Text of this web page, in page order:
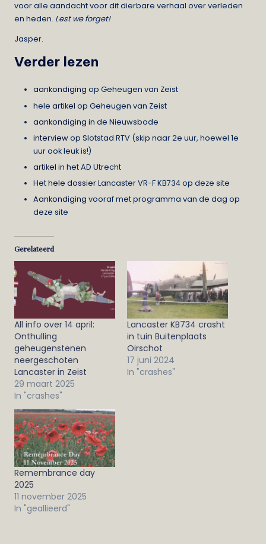
voor alle aandacht voor dit dierbare verhaal over verleden
en heden. Lest we forget!
Jasper.
Verder lezen
aankondiging op Geheugen van Zeist
hele artikel op Geheugen van Zeist
aankondiging in de Nieuwsbode
interviewop Slotstad RTV (skip naar 2e uur, hoewel 1e
uur ook leuk is!)
artikel in het AD Utrecht
Hethele dossierLancaster VR-F KB734 op deze site
Aankondiging vooraf met programma van de dag op
deze site
Gerelateerd
All info over 14 april:
Onthulling
geheugenstenen
neergeschoten
Lancaster in Zeist
29 maart 2025
In "crashes"
Lancaster KB734 crasht
in tuin Buitenplaats
Oirschot
17 juni 2024
In "crashes"
Remembrance day
2025
11 november 2025
In "geallieerd"